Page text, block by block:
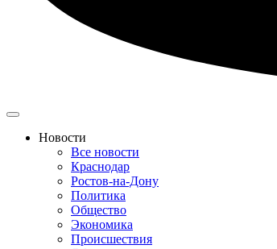
Новости
Все новости
Краснодар
Ростов-на-Дону
Политика
Общество
Экономика
Происшествия